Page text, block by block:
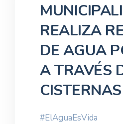
REALIZA
DE AGUA
A TRAVÉS
CISTERNAS
#ElAguaEsVida